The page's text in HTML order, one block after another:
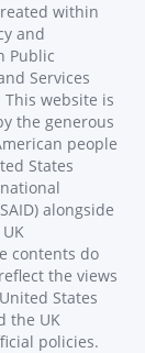
within
and
Public
Services
This website is
the generous
people
States
alongside
contents do
the views
States
the UK
policies.